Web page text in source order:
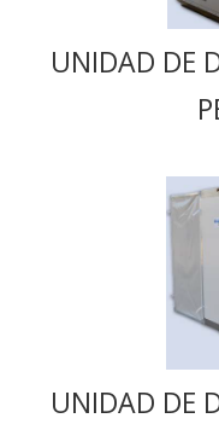
UNIDAD DE
UNIDAD DE